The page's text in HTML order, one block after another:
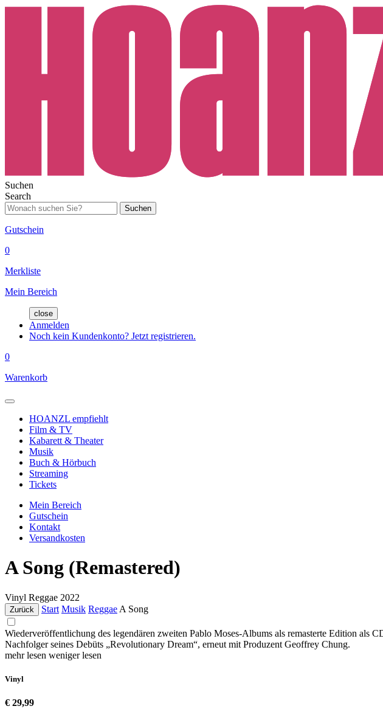
Suchen
Search
Suchen
Gutschein
0
Merkliste
Mein Bereich
close
Anmelden
Noch kein Kundenkonto? Jetzt registrieren.
0
Warenkorb
HOANZL empfiehlt
Film & TV
Kabarett & Theater
Musik
Buch & Hörbuch
Streaming
Tickets
Mein Bereich
Gutschein
Kontakt
Versandkosten
A Song (Remastered)
Vinyl Reggae 2022
Zurück Start Musik Reggae A Song
Wiederveröffentlichung des legendären zweiten Pablo Moses-Albums als remasterte Edition als
Nachfolger seines Debüts „Revolutionary Dream“, erneut mit Produzent Geoffrey Chung.
mehr lesen weniger lesen
Vinyl
€ 29,99